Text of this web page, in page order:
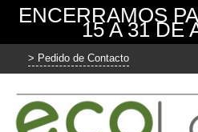
ENCERRAMOS
15 A 31 DE
> Pedido de Contacto